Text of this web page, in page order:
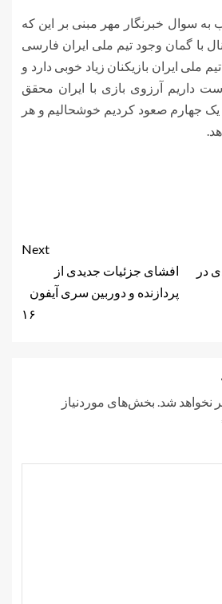
به سوال خبرنگار مهر مبنی بر این که
با گمان وجود تیم ملی ایران فارسی
ملی ایران بازیکنان زیاد خوبی دارد و
داریم آرزوی بازی با ایران محقق
یک جهارم صعود کردیم خوشحالیم و هر
در
Next
افشای جزئیات جدیدی از
پردازنده و دوربین سری آیفون
۱۶
نخواهد شد. بخش‌های موردنیاز